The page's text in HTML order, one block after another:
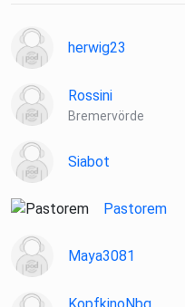
das über
eine kleine Unterstützung
GeschichteFM-Plus
freuen uns,
immer dies
möglich ist rezensiert
immer,
Kollegen
oder sogar Nachbarinnen
möchtest
herwig23
Rossini
Bremervörde
Siabot
Pastorem
Maya3081